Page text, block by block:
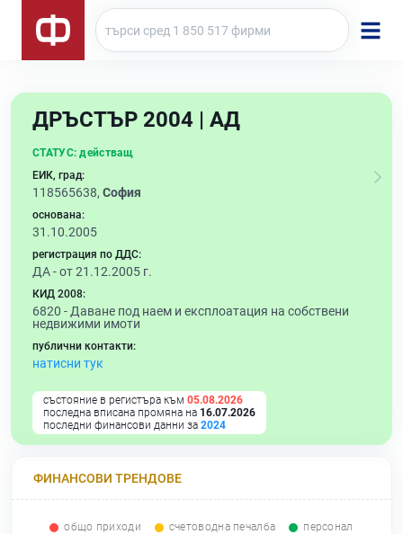
ДРЪСТЪР 2004 | АД
СТАТУС: действащ
ЕИК, град:
118565638, София
основана:
31.10.2005
регистрация по ДДС:
ДА - от 21.12.2005 г.
КИД 2008:
6820 - Даване под наем и експлоатация на собствени
недвижими имоти
публични контакти:
натисни тук
състояние в регистъра към 05.08.2026
последна вписана промяна на 16.07.2026
последни финансови данни за 2024
ФИНАНСОВИ ТРЕНДОВЕ
общо приходи счетоводна печалба персонал